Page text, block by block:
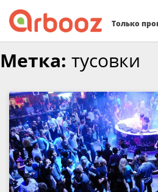
Только
to
Метка: тусовки
Найти: